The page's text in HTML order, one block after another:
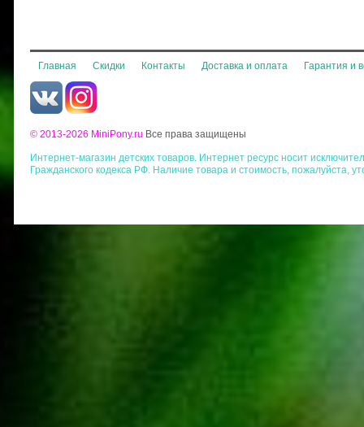
Главная Скидки Контакты Доставка и оплата Гарантия и
© 2013-2026 MiniPony.ru Все права защищены
Интернет-магазин детских товаров. Интернет ресурс носит
Гражданского кодекса РФ. Наличие товара и стоимость, пожалуйста,